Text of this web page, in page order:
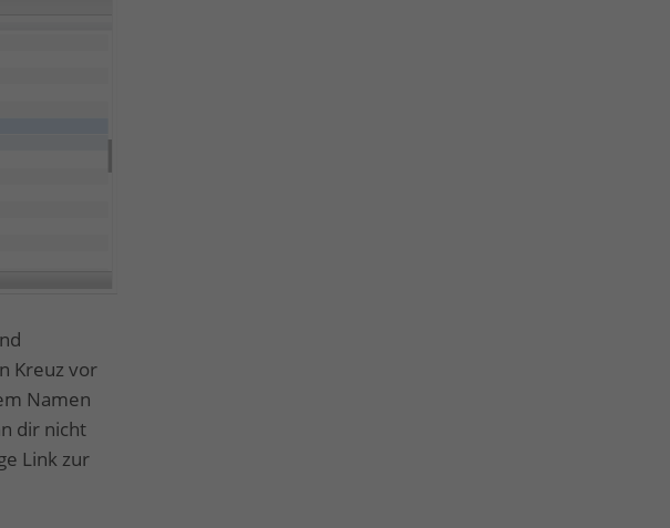
Kreuz vor
Namen
dir nicht
Link zur